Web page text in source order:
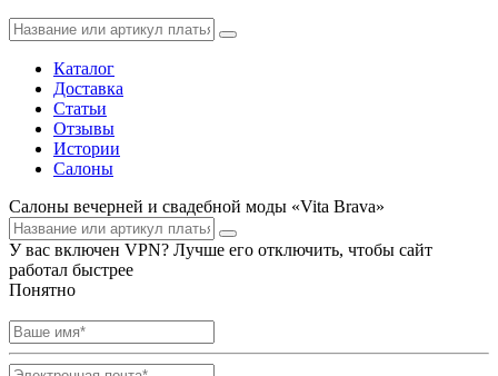
Каталог
Доставка
Статьи
Отзывы
Истории
Салоны
Салоны вечерней и свадебной моды «Vita Brava»
У вас включен VPN? Лучше его отключить, чтобы сайт
работал быстрее
Понятно